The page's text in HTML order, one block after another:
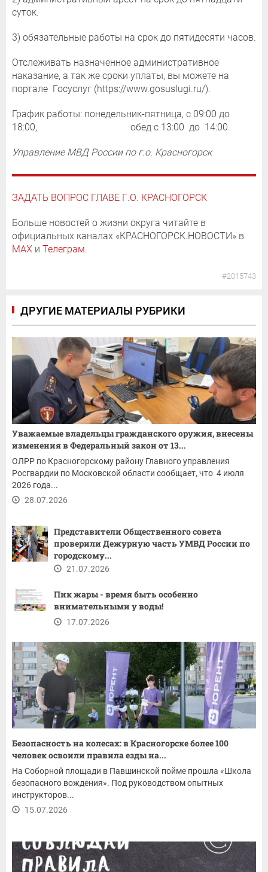
суток.
3) обязательные работы на срок до пятидесяти часов.
Отслеживать назначенное административное
наказание, а так же сроки уплаты, вы можете на
портале Госуслуг (https://www.gosuslugi.ru/).
График работы: понедельник-пятница, с 09:00 до
18:00, обед с 13:00 до 14:00.
Управление МВД России по г.о. Красногорск
ЗАДАТЬ ВОПРОС ГЛАВЕ Г.О. КРАСНОГОРСК
Больше новостей о жизни округа читайте в
официальных каналах «КРАСНОГОРСК.НОВОСТИ» в
MAX и Телеграм.
#2015743
ДРУГИЕ МАТЕРИАЛЫ РУБРИКИ
Уважаемые владельцы гражданского оружия, внесены
изменения в Федеральный закон от 13...
ОЛРР по Красногорскому району Главного управления
Росгвардии по Московской области сообщает, что 4 июля
2026 года...
28.07.2026
Представители Общественного совета
проверили Дежурную часть УМВД России по
городскому...
21.07.2026
Пик жары - время быть особенно
внимательными у воды!
17.07.2026
Безопасность на колесах: в Красногорске более 100
человек освоили правила езды на...
На Соборной площади в Павшинской пойме прошла «Школа
безопасного вождения». Под руководством опытных
инструкторов...
15.07.2026